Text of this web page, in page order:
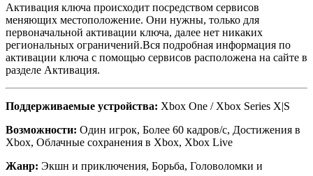
Активация ключа происходит посредством сервисов
меняющих местоположение. Они нужны, только для
первоначальной активации ключа, далее нет никаких
региональных ограничений.Вся подробная информация по
активации ключа с помощью сервисов расположена на сайте в
разделе Активация.
Поддерживаемые устройства: Xbox One / Xbox Series X|S
Возможности: Один игрок, Более 60 кадров/с, Достижения в
Xbox, Облачные сохранения в Xbox, Xbox Live
Жанр: Экшн и приключения, Борьба, Головоломки и